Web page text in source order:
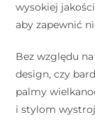
wysokiej
aby zapewnić
Bez względu
design, czy
palmy
i stylom